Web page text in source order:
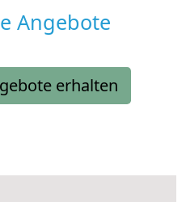
Angebote
erhalten